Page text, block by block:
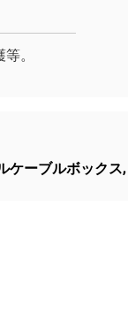
。
ケーブルボックス,